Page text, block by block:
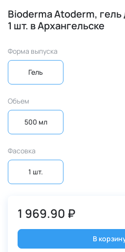
Bioderma Atoderm,
1 шт. в Архангельске
Форма выпуска
Гель
Объем
500 мл
Фасовка
1 шт.
1 969.90 ₽
В